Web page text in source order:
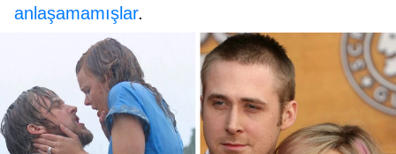
anlaşamamışlar.